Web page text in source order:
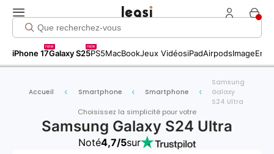
iPhone 17
new
Galaxy S25
new
PS5MacBookJeux VidéosiPadAirpodsImage
Accueil Smartphone Smartphone
Samsung
Galaxy
S24 Ultra
Choisissez la simplicité pour votre
Samsung Galaxy S24 Ultra
Noté4,7/5sur